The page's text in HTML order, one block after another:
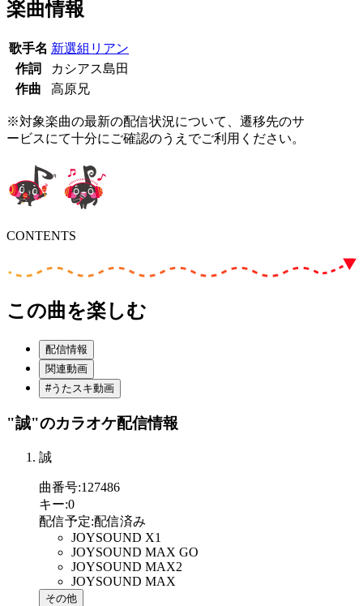
楽曲情報
歌手名 新選組リアン
作詞
カシアス島田
作曲
高原兄
※対象楽曲の最新の配信状況について、遷移先のサ
ービスにて十分にご確認のうえでご利用ください。
CONTENTS
この曲を楽しむ
配信情報
関連動画
#うたスキ動画
"誠"のカラオケ配信情報
誠
曲番号:127486
キー:0
配信予定:配信済み
JOYSOUND X1
JOYSOUND MAX GO
JOYSOUND MAX2
JOYSOUND MAX
その他